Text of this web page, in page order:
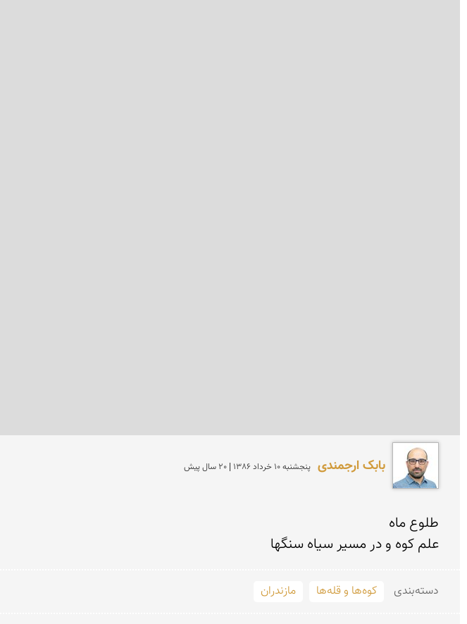
بابک ارجمندی پنجشنبه 10 خرداد 1386 | 20 سال پیش
علم كوه و در مسیر سیاه سنگها
دسته‌بندی کوه‌ها و قله‌ها مازندران